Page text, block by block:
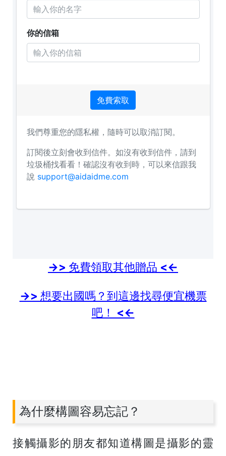
->> 免費領取其他贈品 <<-
->> 想要出國嗎？到這邊找尋便宜機票
吧！ <<-
為什麼構圖容易忘記？
接觸攝影的朋友都知道構圖是攝影的靈